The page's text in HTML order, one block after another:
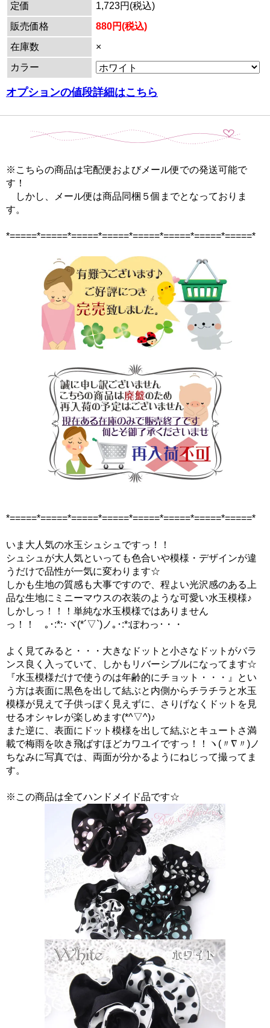
定価
1,723円(税込)
販売価格
880円(税込)
在庫数
×
カラー
オプションの値段詳細はこちら
※こちらの商品は宅配便およびメール便での発送可能で
す！
しかし、メール便は商品同梱５個までとなっておりま
す。
*=====*=====*=====*=====*=====*=====*=====*=====*
*=====*=====*=====*=====*=====*=====*=====*=====*
いま大人気の水玉シュシュですっ！！
シュシュが大人気といっても色合いや模様・デザインが違
うだけで品性が一気に変わります☆
しかも生地の質感も大事ですので、程よい光沢感のある上
品な生地にミニーマウスの衣装のような可愛い水玉模様♪
しかしっ！！！単純な水玉模様ではありません
っ！！ ｡･:*:･ヾ(*´▽`)ノ｡･:*:ぽわっ･・・
よく見てみると・・・大きなドットと小さなドットがバラ
ンス良く入っていて、しかもリバーシブルになってます☆
『水玉模様だけで使うのは年齢的にチョット・・・』とい
う方は表面に黒色を出して結ぶと内側からチラチラと水玉
模様が見えて子供っぽく見えずに、さりげなくドットを見
せるオシャレが楽しめます(*^▽^)♪
また逆に、表面にドット模様を出して結ぶとキュートさ満
載で梅雨を吹き飛ばすほどカワユイですっ！！ヽ(〃∇〃)ノ
ちなみに写真では、両面が分かるようにねじって撮ってま
す。
※この商品は全てハンドメイド品です☆